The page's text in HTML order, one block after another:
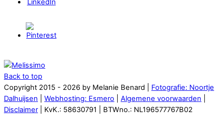
Back to top
Copyright 2015 - 2026 by Melanie Benard | Fotografie: Noortje
Dalhuijsen
Webhosting: Esmero Algemene voorwaarden
Disclaimer | KvK.: 58630791 | BTWno.: NL196577767B02